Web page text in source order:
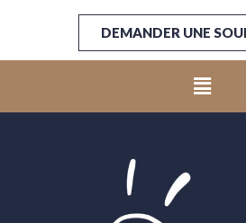
DEMANDER UNE